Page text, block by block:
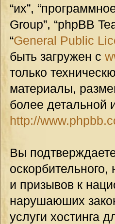
“их”,
Group”, “phpBB
“General Public
быть загружен с
только
материалы,
более детальной
http://
Вы
оскорбительного,
и призывов к
нарушаюших
услуги хостинга